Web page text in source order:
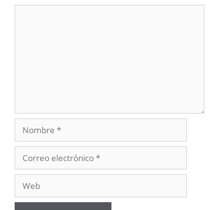
Nombre
electrónico